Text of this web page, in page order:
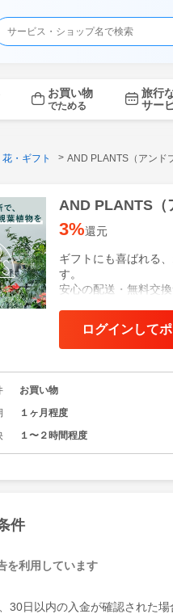
お買い物
でためる
旅行
サー
花・ギフト AND PLANTS（アンド
AND PLANTS（
3%還元
ギフトにも喜ばれる
す。
安心の配送・無料交
ログインして
お買い物
１ヶ月程度
１〜２時間程度
件
を利用しています
30日以内の入金が確認された場